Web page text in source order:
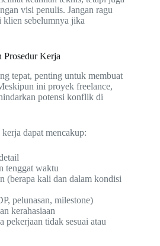
visi penulis. Jangan ragu
klien sebelumnya jika
Prosedur Kerja
tepat, penting untuk membuat
ini proyek freelance,
potensi konflik di
dapat mencakup:
tenggat waktu
(berapa kali dan dalam kondisi
pelunasan, milestone)
kerahasiaan
pekerjaan tidak sesuai atau